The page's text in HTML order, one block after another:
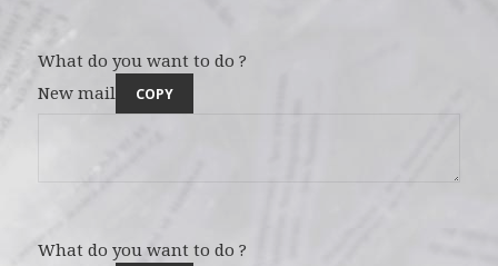
What do you want to do ?
New mail
COPY
What do you want to do ?